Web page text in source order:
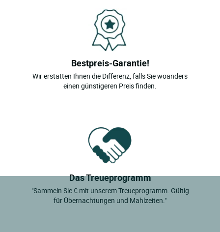
Bestpreis-Garantie!
Wir erstatten Ihnen die Differenz, falls Sie woanders
einen günstigeren Preis finden.
Das Treueprogramm
"Sammeln Sie € mit unserem Treueprogramm. Gültig
für Übernachtungen und Mahlzeiten."